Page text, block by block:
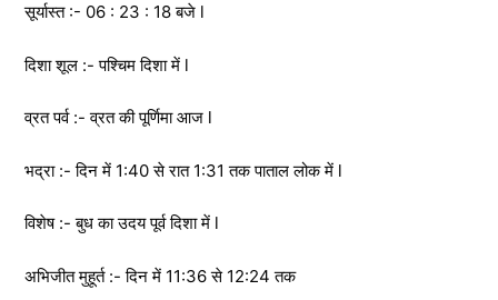
सूर्यास्त :- 06 : 23 : 18 बजे l
दिशा शूल :- पश्चिम दिशा में l
व्रत पर्व :- व्रत की पूर्णिमा आज l
भद्रा :- दिन में 1:40 से रात 1:31 तक पाताल लोक में l
विशेष :- बुध का उदय पूर्व दिशा में l
अभिजीत मुहूर्त :- दिन में 11:36 से 12:24 तक